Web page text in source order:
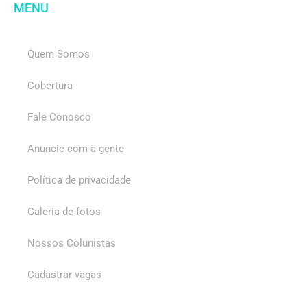
MENU
Quem Somos
Cobertura
Fale Conosco
Anuncie com a gente
Política de privacidade
Galeria de fotos
Nossos Colunistas
Cadastrar vagas